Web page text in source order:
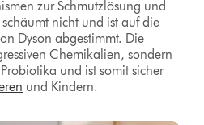
zur Schmutzlösung und
nicht und ist auf die
Dyson abgestimmt. Die
Chemikalien, sondern
und ist somit sicher
und Kindern.